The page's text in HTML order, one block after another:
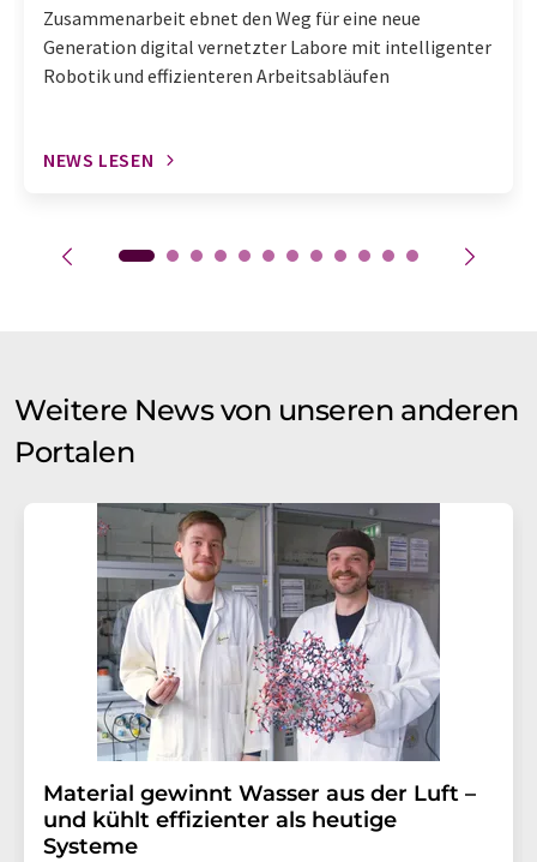
Zusammenarbeit ebnet den Weg für eine neue
Generation digital vernetzter Labore mit intelligenter
Robotik und effizienteren Arbeitsabläufen
NEWS LESEN
Weitere News von unseren anderen
Portalen
Material gewinnt Wasser aus der Luft –
und kühlt effizienter als heutige
Systeme